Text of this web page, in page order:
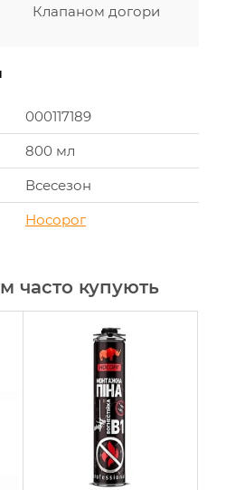
Клапаном догори
000117189
800 мл
Всесезон
Носорог
часто купують